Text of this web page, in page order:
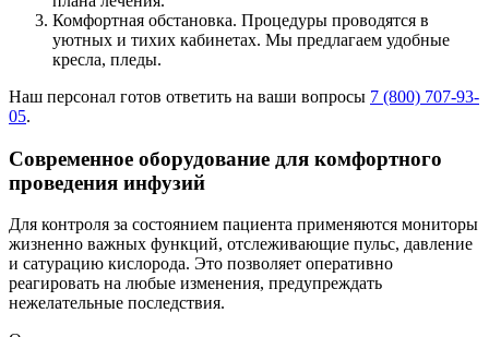
Комфортная обстановка. Процедуры проводятся в
уютных и тихих кабинетах. Мы предлагаем удобные
кресла, пледы.
Наш персонал готов ответить на ваши вопросы 7 (800) 707-93-
05.
Современное оборудование для комфортного
проведения инфузий
Для контроля за состоянием пациента применяются мониторы
жизненно важных функций, отслеживающие пульс, давление
и сатурацию кислорода. Это позволяет оперативно
реагировать на любые изменения, предупреждать
нежелательные последствия.